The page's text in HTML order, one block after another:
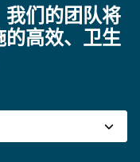
们的团队将
高效、卫生